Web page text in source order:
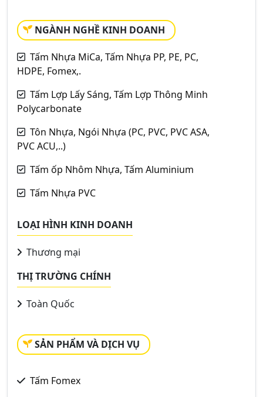
NGÀNH NGHỀ KINH DOANH
Tấm Nhựa MiCa, Tấm Nhựa PP, PE, PC,
HDPE, Fomex,.
Tấm Lợp Lấy Sáng, Tấm Lợp Thông Minh
Polycarbonate
Tôn Nhựa, Ngói Nhựa (PC, PVC, PVC ASA,
PVC ACU,..)
Tấm ốp Nhôm Nhựa, Tấm Aluminium
Tấm Nhựa PVC
LOẠI HÌNH KINH DOANH
Thương mại
THỊ TRƯỜNG CHÍNH
Toàn Quốc
SẢN PHẨM VÀ DỊCH VỤ
Tấm Fomex